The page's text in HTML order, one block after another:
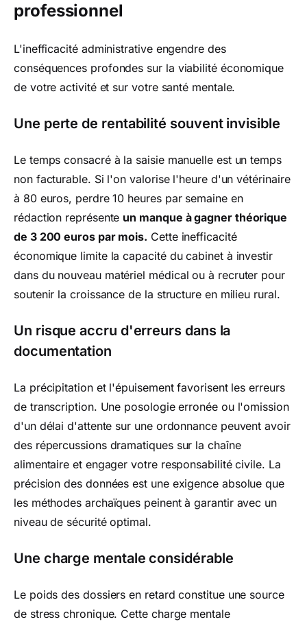
professionnel
L'inefficacité administrative engendre des
conséquences profondes sur la viabilité économique
de votre activité et sur votre santé mentale.
Une perte de rentabilité souvent invisible
Le temps consacré à la saisie manuelle est un temps
non facturable. Si l'on valorise l'heure d'un vétérinaire
à 80 euros, perdre 10 heures par semaine en
rédaction représente un manque à gagner théorique
de 3 200 euros par mois. Cette inefficacité
économique limite la capacité du cabinet à investir
dans du nouveau matériel médical ou à recruter pour
soutenir la croissance de la structure en milieu rural.
Un risque accru d'erreurs dans la
documentation
La précipitation et l'épuisement favorisent les erreurs
de transcription. Une posologie erronée ou l'omission
d'un délai d'attente sur une ordonnance peuvent avoir
des répercussions dramatiques sur la chaîne
alimentaire et engager votre responsabilité civile. La
précision des données est une exigence absolue que
les méthodes archaïques peinent à garantir avec un
niveau de sécurité optimal.
Une charge mentale considérable
Le poids des dossiers en retard constitue une source
de stress chronique. Cette charge mentale